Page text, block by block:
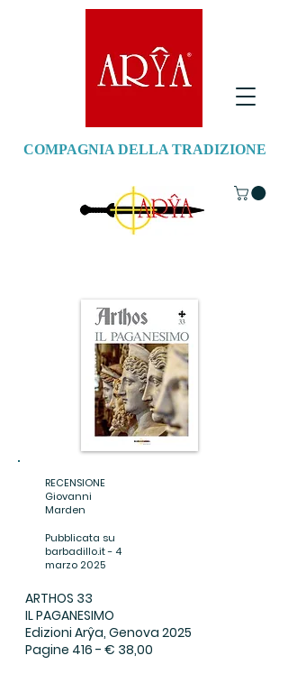
COMPAGNIA DELLA TRADIZIONE
RECENSIONE
Giovanni
Marden
Pubblicata su
barbadillo.it - 4
marzo 2025
ARTHOS 33
IL PAGANESIMO
Edizioni Arŷa, Genova 2025
Pagine 416 - € 38,00